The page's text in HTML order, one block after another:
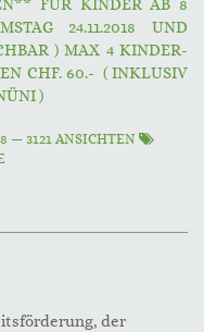
FÜR KINDER AB 8
24.11.2018 UND
) MAX 4 KINDER-
CHF. 60.- ( INKLUSIV
)
— 3121 ANSICHTEN
der